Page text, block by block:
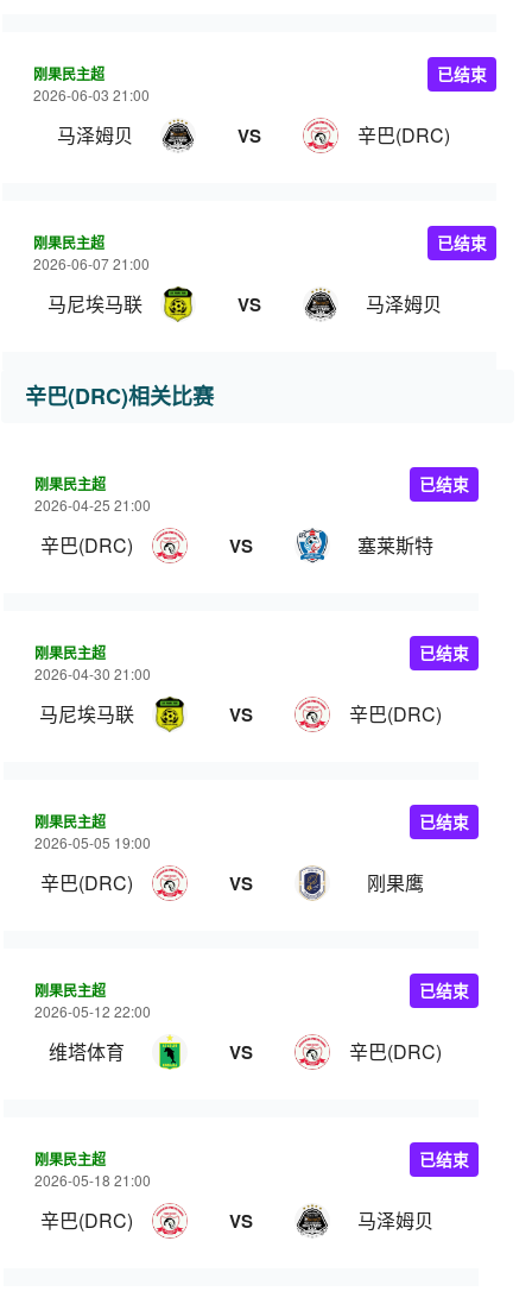
刚果民主超
2026-06-03 21:00
马泽姆贝 VS 辛巴(DRC)
已结束
刚果民主超
2026-06-07 21:00
马尼埃马联 VS 马泽姆贝
已结束
辛巴(DRC)相关比赛
刚果民主超
2026-04-25 21:00
辛巴(DRC) VS 塞莱斯特
已结束
刚果民主超
2026-04-30 21:00
马尼埃马联 VS 辛巴(DRC)
已结束
刚果民主超
2026-05-05 19:00
辛巴(DRC) VS 刚果鹰
已结束
刚果民主超
2026-05-12 22:00
维塔体育 VS 辛巴(DRC)
已结束
刚果民主超
2026-05-18 21:00
辛巴(DRC) VS 马泽姆贝
已结束